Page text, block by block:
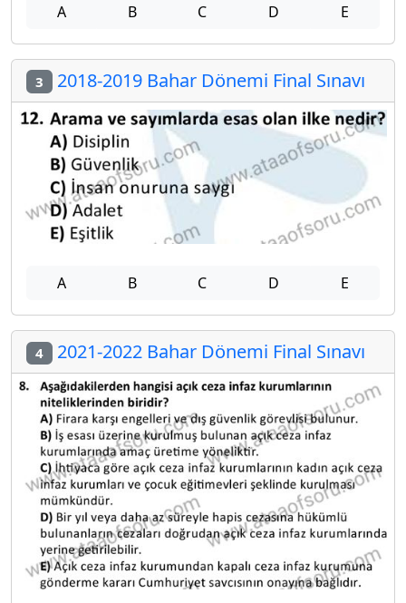
A B C D E
3 2018-2019 Bahar Dönemi Final Sınavı
A B C D E
4 2021-2022 Bahar Dönemi Final Sınavı